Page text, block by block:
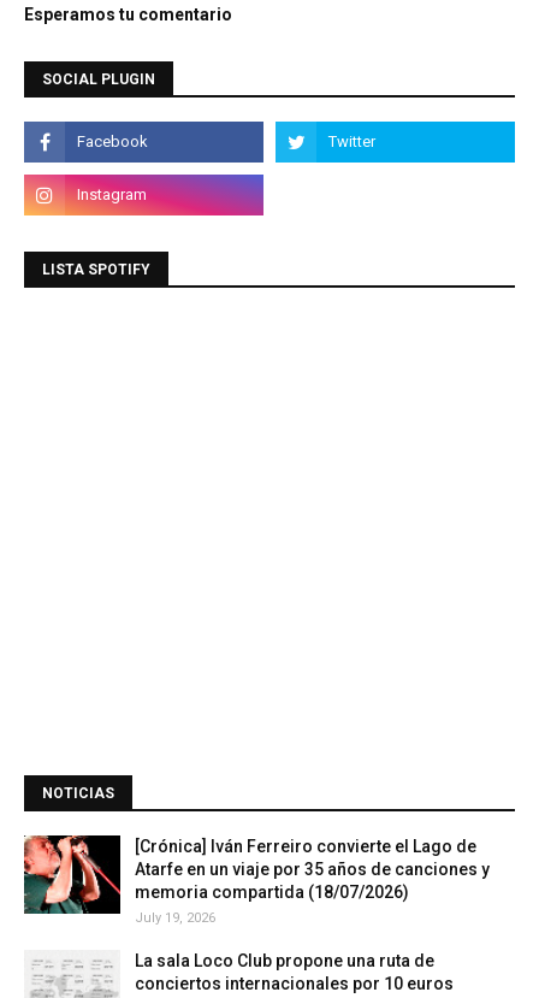
Esperamos tu comentario
SOCIAL PLUGIN
LISTA SPOTIFY
NOTICIAS
[Crónica] Iván Ferreiro convierte el Lago de
Atarfe en un viaje por 35 años de canciones y
memoria compartida (18/07/2026)
July 19, 2026
La sala Loco Club propone una ruta de
conciertos internacionales por 10 euros